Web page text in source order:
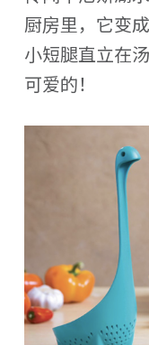
厨房里，它变
小短腿直立在
可爱的！